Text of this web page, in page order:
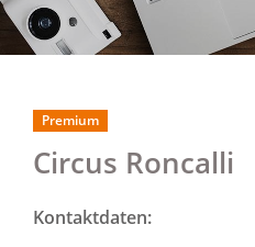
Circus Roncalli
Premium
Kontaktdaten: